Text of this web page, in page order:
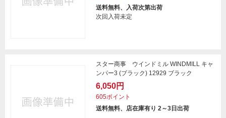
送料無料、入荷次第出荷
次回入荷未定
スター商事 ウインドミル WINDMILL キャ
ンパー3 (ブラック) 12929 ブラック
6,050円
605ポイント
送料無料、店在庫有り 2～3日出荷